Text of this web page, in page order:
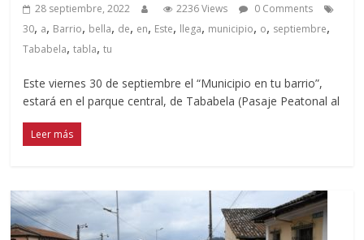
28 septiembre, 2022 2236 Views
0 Comments
30, a, Barrio, bella, de, en, Este, llega, municipio, o, septiembre,
Tababela,tabla,tu
Este viernes 30 de septiembre el “Municipio en tu barrio”,
estará en el parque central, de Tababela (Pasaje Peatonal al
Leer más